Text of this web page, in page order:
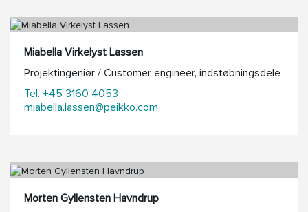
Miabella Virkelyst Lassen
Projektingeniør / Customer engineer, indstøbningsdele
Tel. +45 3160 4053
miabella.lassen@peikko.com
Morten Gyllensten Havndrup